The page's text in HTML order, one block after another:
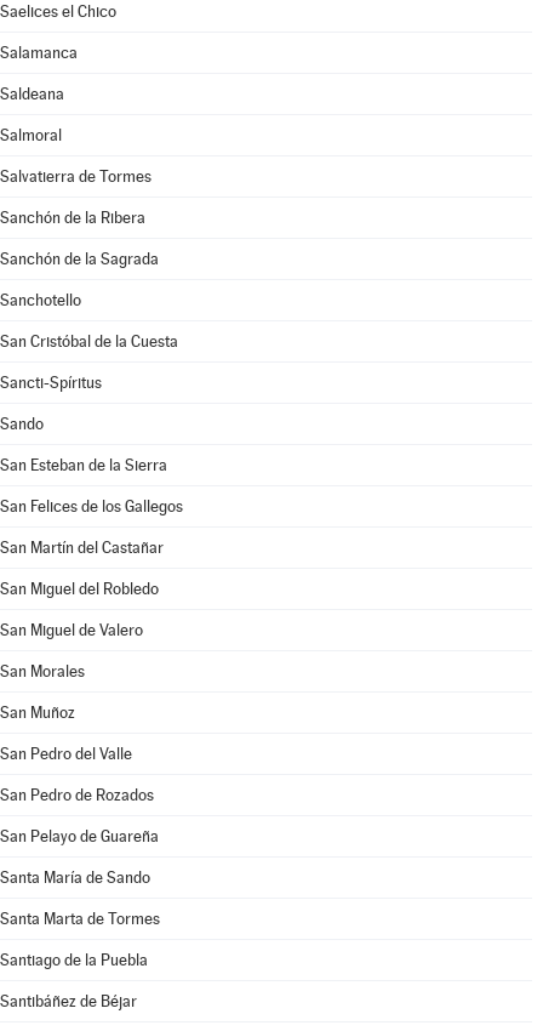
Saelices el Chico
Salamanca
Saldeana
Salmoral
Salvatierra de Tormes
Sanchón de la Ribera
Sanchón de la Sagrada
Sanchotello
San Cristóbal de la Cuesta
Sancti-Spíritus
Sando
San Esteban de la Sierra
San Felices de los Gallegos
San Martín del Castañar
San Miguel del Robledo
San Miguel de Valero
San Morales
San Muñoz
San Pedro del Valle
San Pedro de Rozados
San Pelayo de Guareña
Santa María de Sando
Santa Marta de Tormes
Santiago de la Puebla
Santibáñez de Béjar